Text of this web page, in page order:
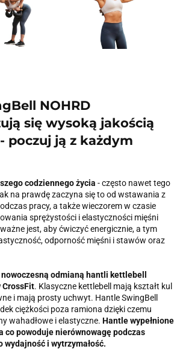
NOHRD
się wysoką jakością
poczuj ją z każdym
codziennego życia - często nawet tego
na prawdę zaczyna się to od wstawania z
pracy, a także wieczorem w czasie
sprężystości i elastyczności mięśni
jest, aby ćwiczyć energicznie, a tym
odporność mięśni i stawów oraz
odmianą hantli kettlebell
CrossFit. Klasyczne kettlebell mają kształt kul
i mają prosty uchwyt. Hantle SwingBell
ciężkości poza ramiona dzięki czemu
wahadłowe i elastyczne. Hantle wypełnione
co powoduje nierównowagę podczas
wydajność i wytrzymałość.